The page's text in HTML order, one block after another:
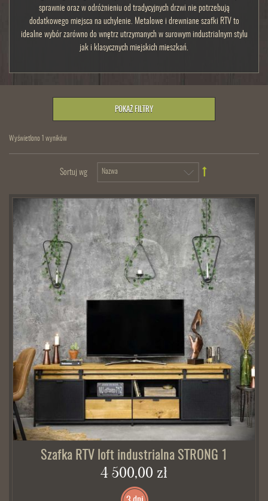
sprawnie oraz w odróżnieniu od tradycyjnych drzwi nie potrzebują
dodatkowego miejsca na uchylenie. Metalowe i drewniane szafki RTV to
idealne wybór zarówno do wnętrz utrzymanych w surowym industrialnym stylu
jak i klasycznych miejskich mieszkań.
POKAŻ FILTRY
Wyświetlono 1 wyników
Sortuj wg
Szafka RTV loft industrialna STRONG 1
4 500,00 zł